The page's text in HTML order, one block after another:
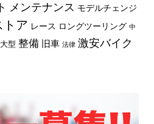
メンテナンス モデルチェンジ
トア レース ロングツーリング 中
大型 整備 旧車 法律 激安バイク